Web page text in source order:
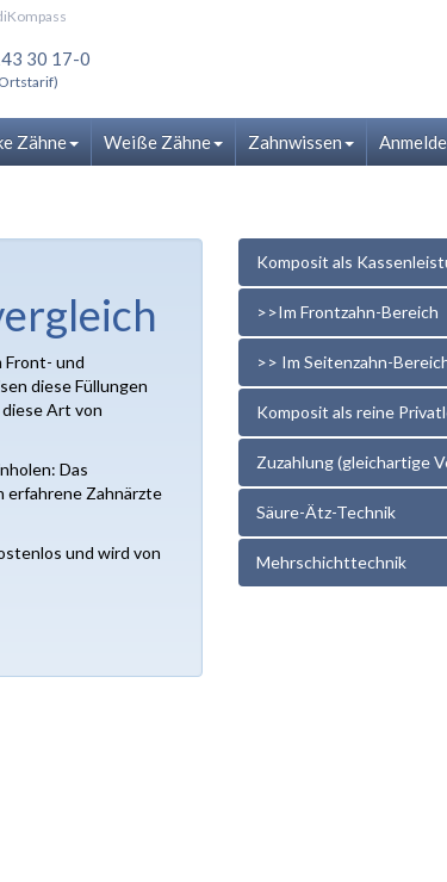
30 17-0
Zähne Weiße Zähne Zahnwissen
Komposit als
>>Im Frontzahn-Bereich
>> Im Seitenzahn-
Komposit als reine
Zuzahlung (gleichartige
Säure-Ätz-Technik
Mehrschichttechnik
und
diese Füllungen
Art von
Das
erfahrene Zahnärzte
und wird von